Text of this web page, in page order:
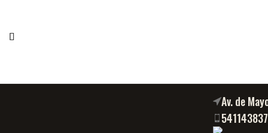
Av. de